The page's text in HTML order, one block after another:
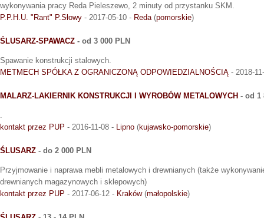
wykonywania pracy Reda Pieleszewo, 2 minuty od przystanku SKM.
P.P.H.U. "Rant" P.Słowy - 2017-05-10 - Reda(pomorskie)
ŚLUSARZ-SPAWACZ - od 3 000 PLN
Spawanie konstrukcji stalowych.
METMECH SPÓŁKA Z OGRANICZONĄ ODPOWIEDZIALNOŚCIĄ - 2018-
MALARZ-LAKIERNIK KONSTRUKCJI I WYROBÓW METALOWYCH - od 1
.
kontakt przez PUP - 2016-11-08 - Lipno (kujawsko-pomorskie)
ŚLUSARZ - do 2 000 PLN
Przyjmowanie i naprawa mebli metalowych i drewnianych (także
drewnianych magazynowych i sklepowych)
kontakt przez PUP - 2017-06-12 - Kraków(małopolskie)